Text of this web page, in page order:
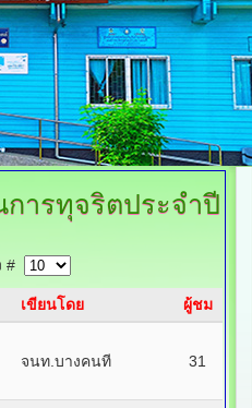
การทุจริตประจำปี
#
เขียนโดย ผู้ชม
จนท.บางคนที 31